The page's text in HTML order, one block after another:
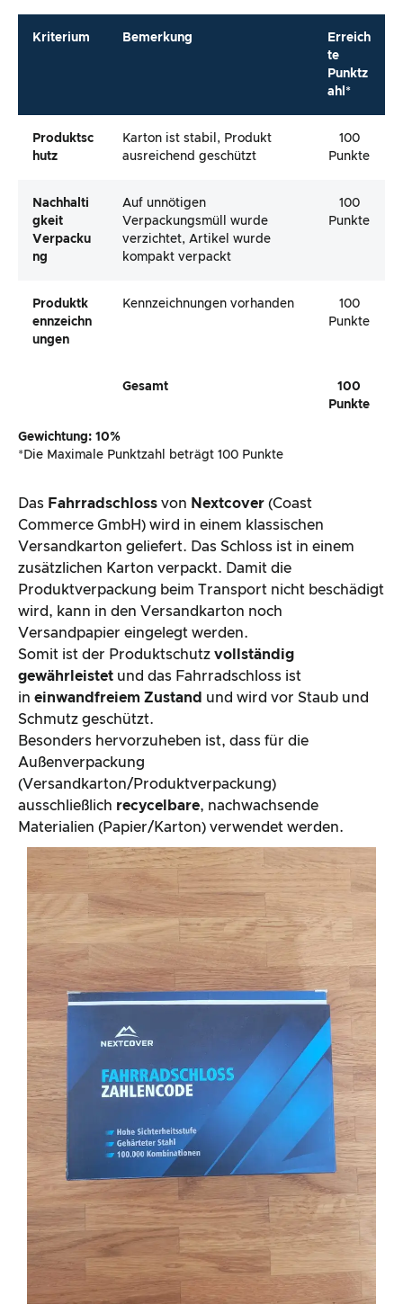
Kriterium Bemerkung
Erreich
te
Punktz
ahl*
Produktsc
Hutz
Karton ist stabil, Produkt
ausreichend geschützt
100
Punkte
Nachhalti
Gkeit
Verpacku
Ng
Auf unnötigen
Verpackungsmüll wurde
verzichtet, Artikel wurde
kompakt verpackt
100
Punkte
Produktk
Ennzeichn
Ungen
Kennzeichnungen vorhanden
100
Punkte
Gesamt
100
Punkte
Gewichtung: 10%
*Die Maximale Punktzahl beträgt 100 Punkte
Das Fahrradschloss von Nextcover (Coast
Commerce GmbH) wird in einem klassischen
Versandkarton geliefert. Das Schloss ist in einem
zusätzlichen Karton verpackt. Damit die
Produktverpackung beim Transport nicht beschädigt
wird, kann in den Versandkarton noch
Versandpapier eingelegt werden.
Somit ist der Produktschutz vollständig
gewährleistet und das Fahrradschloss ist
in einwandfreiem Zustand und wird vor Staub und
Schmutz geschützt.
Besonders hervorzuheben ist, dass für die
Außenverpackung
(Versandkarton/Produktverpackung)
ausschließlich recycelbare, nachwachsende
Materialien (Papier/Karton) verwendet werden.